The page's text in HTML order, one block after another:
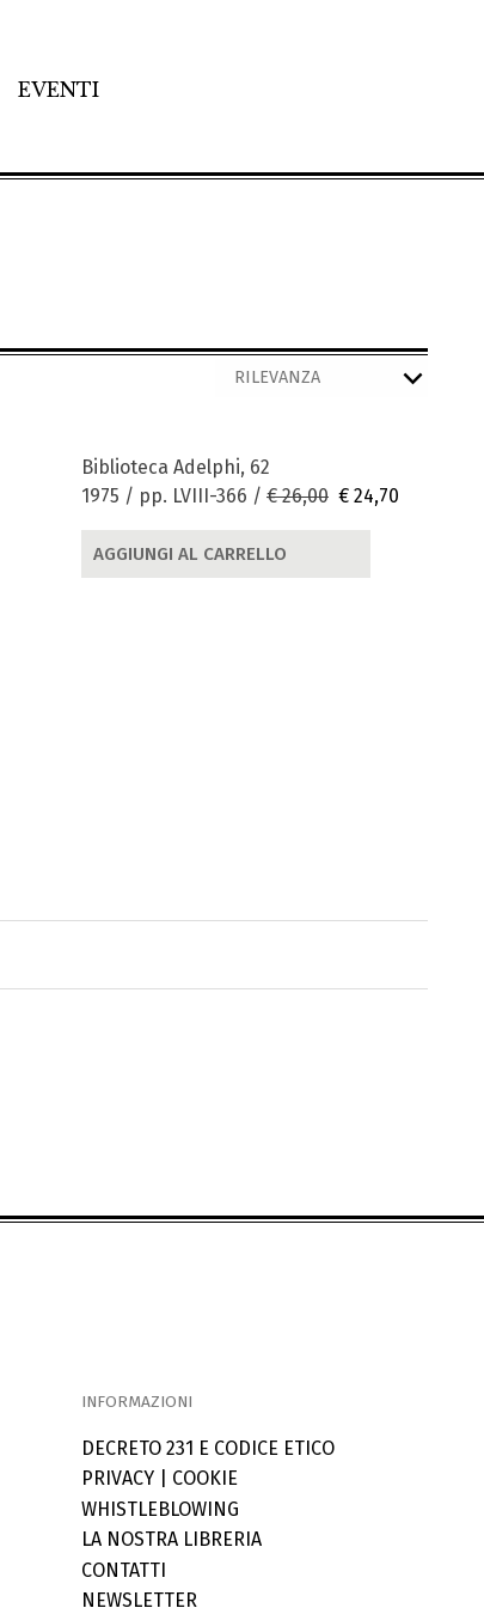
EVENTI
Biblioteca Adelphi, 62
1975 / pp. LVIII-366 / € 26,00 € 24,70
AGGIUNGI AL CARRELLO
INFORMAZIONI
DECRETO 231 E CODICE ETICO
PRIVACY| COOKIE
WHISTLEBLOWING
LA NOSTRA LIBRERIA
CONTATTI
NEWSLETTER